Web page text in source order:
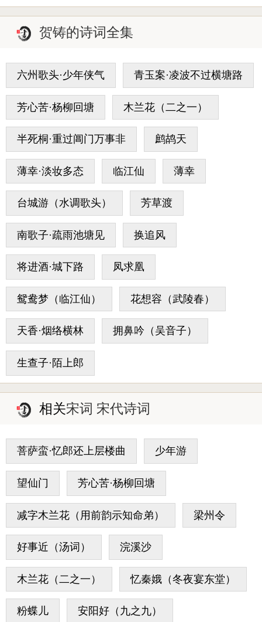
贺铸的诗词全集
六州歌头·少年侠气 青玉案·凌波不过横塘路
芳心苦·杨柳回塘 木兰花（二之一）
半死桐·重过阊门万事非 鹧鸪天
薄幸·淡妆多态 临江仙 薄幸
台城游（水调歌头） 芳草渡
南歌子·疏雨池塘见 换追风
将进酒·城下路 凤求凰
鸳鸯梦（临江仙） 花想容（武陵春）
天香·烟络横林 拥鼻吟（吴音子）
生查子·陌上郎
相关宋词 宋代诗词
菩萨蛮·忆郎还上层楼曲 少年游
望仙门 芳心苦·杨柳回塘
减字木兰花（用前韵示知命弟） 梁州令
好事近（汤词） 浣溪沙
木兰花（二之一） 忆秦娥（冬夜宴东堂）
粉蝶儿 安阳好（九之九）